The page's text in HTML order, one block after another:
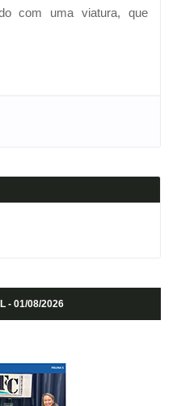
com uma viatura, que
- 01/08/2026